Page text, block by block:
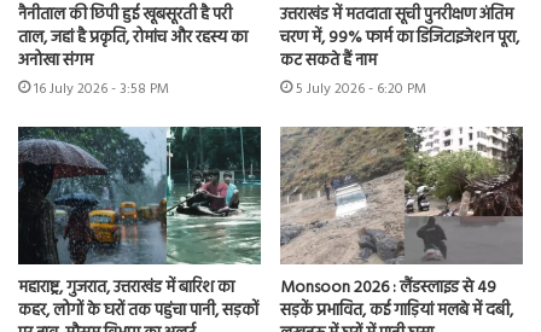
नैनीताल की छिपी हुई खूबसूरती है परी
ताल, जहां है प्रकृति, रोमांच और रहस्य का
अनोखा संगम
16 July 2026 - 3:58 PM
उत्तराखंड में मतदाता सूची पुनरीक्षण अंतिम
चरण में, 99% फार्म का डिजिटाइजेशन पूरा,
कट सकते हैं नाम
5 July 2026 - 6:20 PM
महाराष्ट्र, गुजरात, उत्तराखंड में बारिश का
कहर, लोगों के घरों तक पहुंचा पानी, सड़कों
Monsoon 2026 : लैंडस्लाइड से 49
सड़कें प्रभावित, कई गाड़ियां मलबे में दबी,